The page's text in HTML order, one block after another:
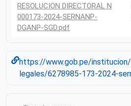
RESOLUCION DIRECTORAL N
000173-2024-SERNANP-
DGANP-SGD.pdf
https://www.gob.pe/
legales/6278985-173-2024-